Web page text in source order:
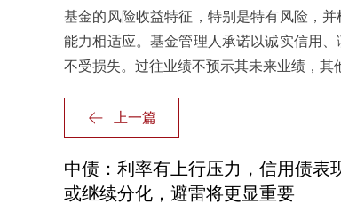
基金的风险收益特征，特别是特有风险，
能力相适应。基金管理人承诺以诚实信用
不受损失。过往业绩不预示其未来业绩，其
上一篇
中债：利率有上行压力，信用债表
或继续分化，避雷将更显重要